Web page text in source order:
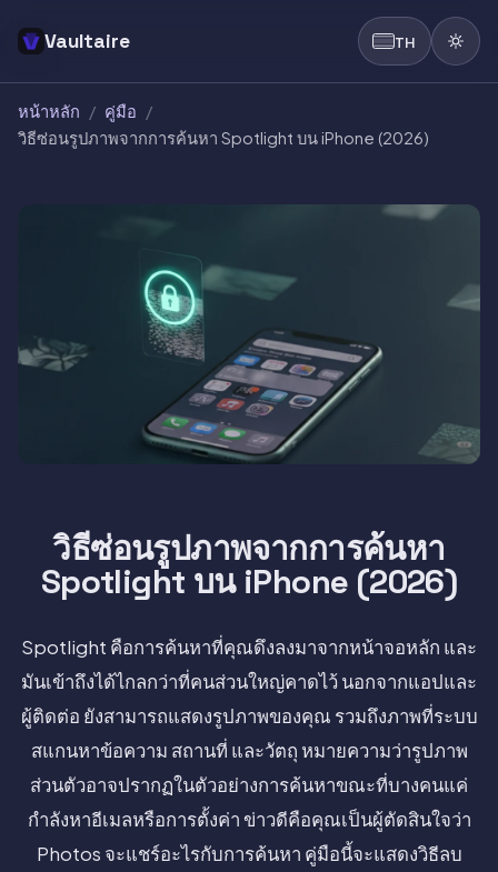
Vaultaire TH
หน้าหลัก / คู่มือ /
วิธีซ่อนรูปภาพจากการค้นหา Spotlight บน iPhone (2026)
วิธีซ่อนรูปภาพจากการค้นหา
Spotlight บน iPhone (2026)
Spotlight คือการค้นหาที่คุณดึงลงมาจากหน้าจอหลัก และ
มันเข้าถึงได้ไกลกว่าที่คนส่วนใหญ่คาดไว้ นอกจากแอปและ
ผู้ติดต่อ ยังสามารถแสดงรูปภาพของคุณ รวมถึงภาพที่ระบบ
สแกนหาข้อความ สถานที่ และวัตถุ หมายความว่ารูปภาพ
ส่วนตัวอาจปรากฏในตัวอย่างการค้นหาขณะที่บางคนแค่
กำลังหาอีเมลหรือการตั้งค่า ข่าวดีคือคุณเป็นผู้ตัดสินใจว่า
Photos จะแชร์อะไรกับการค้นหา คู่มือนี้จะแสดงวิธีลบ